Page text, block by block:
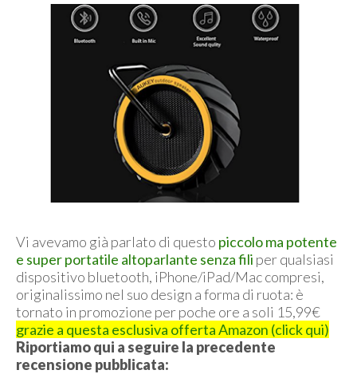
Vi avevamo già parlato di questo piccolo ma potente
e super portatile altoparlante senza fili per qualsiasi
dispositivo bluetooth, iPhone/iPad/Mac compresi,
originalissimo nel suo design a forma di ruota: è
tornato in promozione per poche ore a soli 15,99€
grazie a questa esclusiva offerta Amazon (click qui)
Riportiamo qui a seguire la precedente
recensione pubblicata: